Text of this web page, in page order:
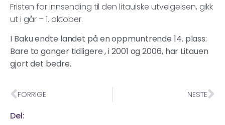
Fristen for innsending til den litauiske utvelgelsen, gikk
ut i går – 1. oktober.
I Baku endte landet på en oppmuntrende 14. plass:
Bare to ganger tidligere , i 2001 og 2006, har Litauen
gjort det bedre.
FORRIGE NESTE
Del: